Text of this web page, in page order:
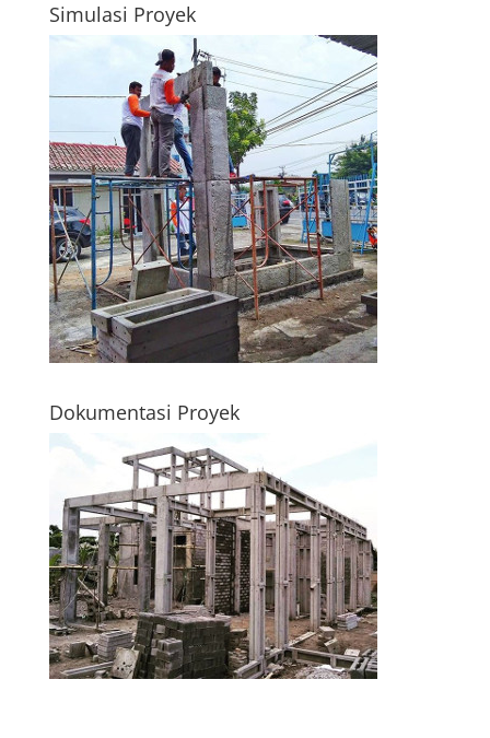
Simulasi Proyek
Dokumentasi Proyek